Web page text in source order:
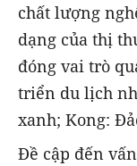
chất lượng
dạng của thị
đóng vai trò
triển du lịch
xanh; Kong:
Đề cập đến